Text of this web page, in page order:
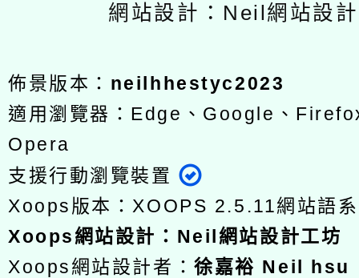
網站設計：Neil網站設
佈景版本： neilhhestyc2023
適用瀏覽器：Edge、Google、
Opera
支援行動瀏覽裝置
Xoops版本： XOOPS 2.5.11網站語
Xoops網站設計 ： Neil網站設計工坊
Xoops網站設計者：徐嘉裕 Neil hsu